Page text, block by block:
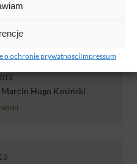
o ochronie prywatnościImpressum
Kosiński
Hugo Kosiński